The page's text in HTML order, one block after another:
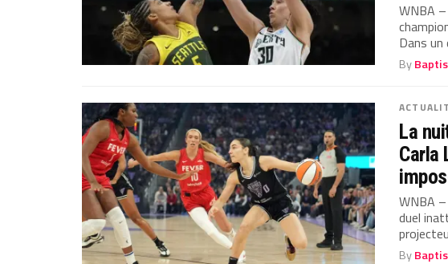
WNBA
Dans un
By
La
Carla
WNBA
duel
By